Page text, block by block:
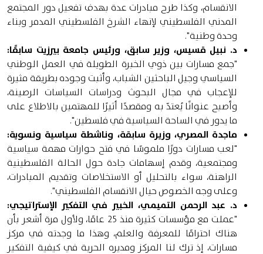
الانقسام، وكذا طرح مبادرات عدة بهدف تفعيل دور المجتمع
المدني الفلسطيني لإنهاء الشرخ الفلسطيني المدمر وبناء
وحدة وطنية".
د. نبيل قسيس، وزير سابق، ورئيس جامعة بيرزيت سابقًا:
"جمع مسارات بين ذوي الخبرة الطويلة في العمل الوطني
السياسي وجيل الباحثين الشباب، وأثبت وجوده بطريقة مثيرة
للإعجاب في مجال البحوث ودراسات السياسات الرصينة،
وأصبح عنوانًا يُعتدّ به ومقصدًا أثيرًا للمهتمين بالاطلاع على
ما يدور في الساحة السياسية في فلسطين".
ماجدة المصري، وزيرة سابقة، وناشطة سياسية ونسوية:
"لعب مسارات دورًا ملموسًا في فتح حوارات مهمة سياسية
ومجتمعية، وقدم إسهامات جادة حول الحالة الفلسطينية
الراهنة، سواء بالتحليل أو الاستخلاصات وتقديم المبادرات،
وعلى وجه الخصوص حيال الانقسام الفلسطيني".
د. عبد الرحمن التميمي، الخبير في التفكير الإستراتيجي:
"عملت مع مؤسسات كثيرة منذ 25 عامًا، ولأول مرة أشعر بأن
هناك احترامًا للمعرفة والعلم، وهذا ما وجدته في مركز
مسارات، إذ ترك لنا المركز ومديره الحرية في كيفية التفكير